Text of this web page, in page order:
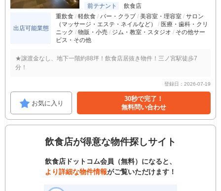
前テナント
飲食店
出店可能業態
重飲食 軽飲食 バー・クラブ 美容室・理容室
サロン
（マッサージ・エステ・ネイルなど）
医療・歯科・クリ
ニック
物販・小売 ジム・教室・スタジオ
その他サー
ビス・その他
★譲渡金なし、地下一階約88坪！飲食店居抜き物件！三ノ宮駅徒歩7
分！
登録日：2026-07-19
お気に入り
30秒で完了！
無料問い合わせ
飲食店が得意な物件探しサイト
飲食店ドットコム会員（無料）になると、
より詳細な物件情報がご覧いただけます！